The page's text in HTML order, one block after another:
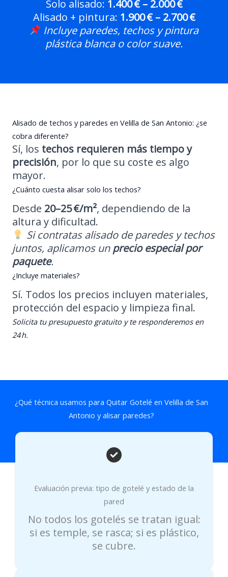
Solo alisado: 1.400 € – 2.000 €
Alisado + pintura: 1.900 € – 2.700 €
Incluye paredes, techos y pintura
plástica blanca o color suave.
Alisado de techos y paredes en Velilla de San Antonio: ¿se
cobra diferente?
Sí, los techos requieren más tiempo y
precisión, por lo que su coste es algo
mayor.
¿Cuánto cuesta alisar solo los techos?
Desde 20–25 €/m², dependiendo de la
altura y dificultad.
Si contratas alisado de paredes y techos
juntos, aplicamos unprecio especial por
paquete.
¿Incluye materiales?
Sí. Todos los precios incluyen materiales,
protección del espacio y limpieza final.
Solicita tu presupuesto gratuito y te responderemos en
24 h.
¿Qué técnica usamos para Quitar Gotelé en Velilla de San
Antonio y alisar paredes?
Evaluación previa: tipo de gotelé y estado de la
pared
No todos los gotelés se tratan igual:
si es temple, se rasca; si es plástico,
se cubre.